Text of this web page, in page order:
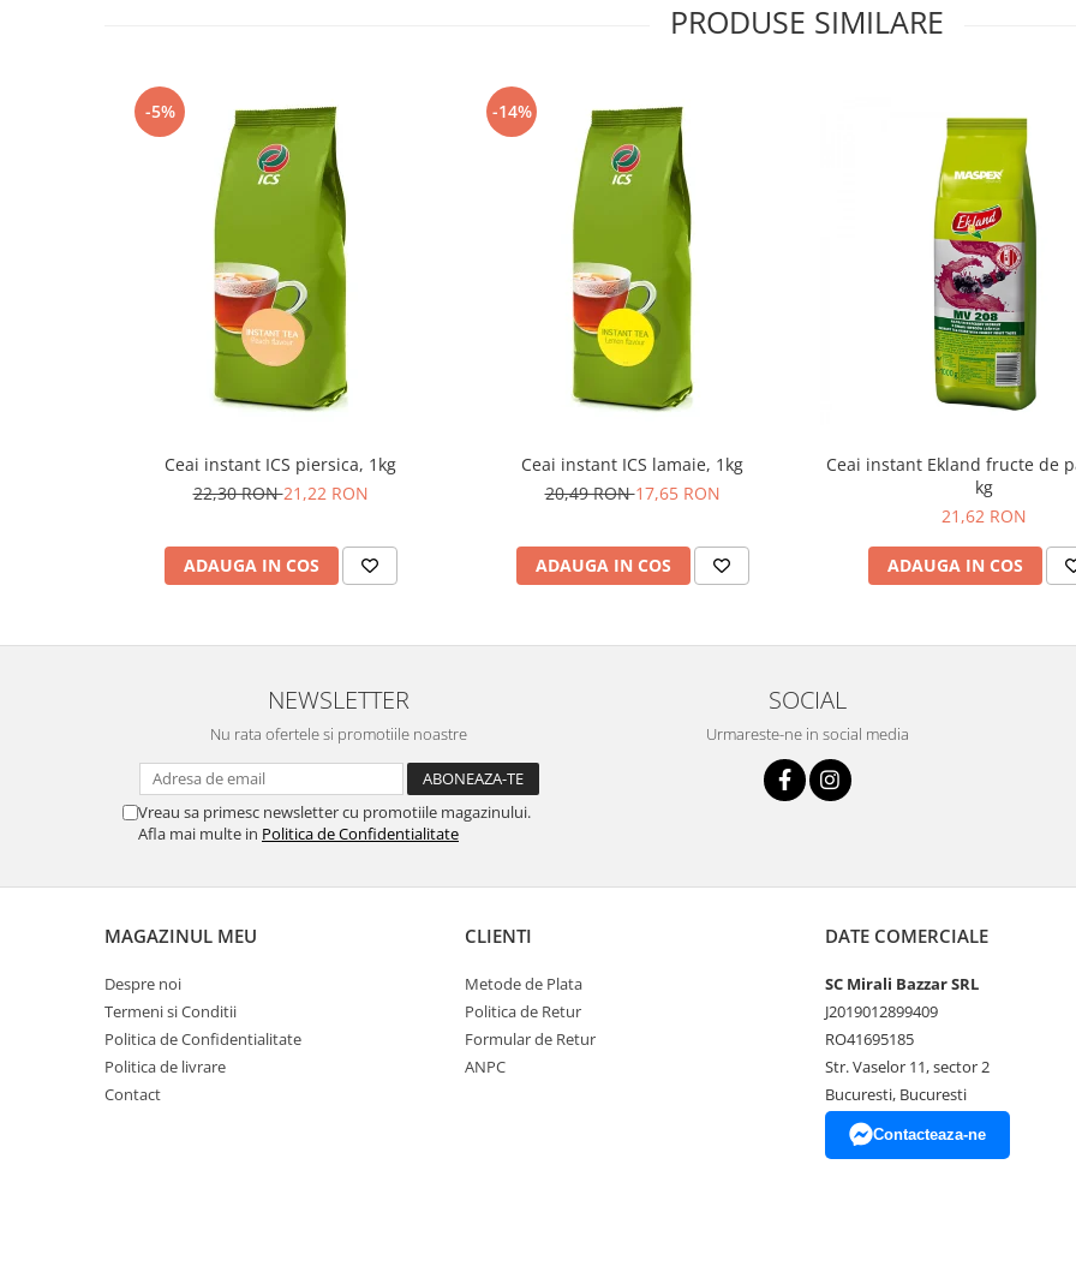
PRODUSE SIMILARE
-5%
Ceai instant ICS piersica, 1kg
22,30 RON21,22 RON
ADAUGA IN COS
-14%
Ceai instant ICS lamaie, 1kg
20,49 RON17,65 RON
ADAUGA IN COS
Ceai instant Ekland fructe de
kg
21,62 RON
ADAUGA IN COS
NEWSLETTER
Nu rata ofertele si promotiile noastre
Vreau sa primesc newsletter cu promotiile magazinului.
Afla mai multe in Politica de Confidentialitate
SOCIAL
Urmareste-ne in social media
MAGAZINUL MEU
Despre noi
Termeni si Conditii
Politica de Confidentialitate
Politica de livrare
Contact
CLIENTI
Metode de Plata
Politica de Retur
Formular de Retur
ANPC
DATE COMERCIALE
SC Mirali Bazzar SRL
J2019012899409
RO41695185
Str. Vaselor 11, sector 2
Bucuresti, Bucuresti
Contacteaza-ne